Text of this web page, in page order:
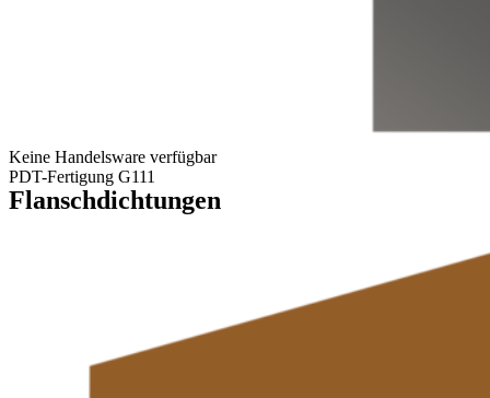
Keine Handelsware verfügbar
PDT-Fertigung G111
Flanschdichtungen